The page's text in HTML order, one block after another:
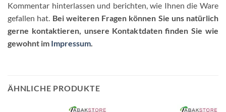
Kommentar hinterlassen und berichten, wie Ihnen die Ware
gefallen hat. Bei weiteren Fragen können Sie uns natürlich
gerne kontaktieren, unsere Kontaktdaten finden Sie wie
gewohnt im Impressum.
ÄHNLICHE PRODUKTE